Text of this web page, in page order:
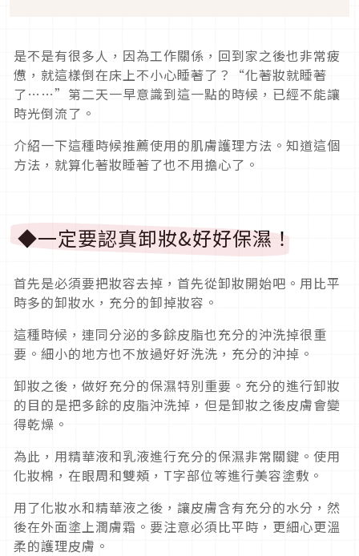
是不是有很多人，因為工作關係，回到家之後也非常疲
憊，就這樣倒在床上不小心睡著了？“化著妝就睡著
了……”第二天一早意識到這一點的時候，已經不能讓
時光倒流了。
介紹一下這種時候推薦使用的肌膚護理方法。知道這個
方法，就算化著妝睡著了也不用擔心了。
◆一定要認真卸妝&好好保濕！
首先是必須要把妝容去掉，首先從卸妝開始吧。用比平
時多的卸妝水，充分的卸掉妝容。
這種時候，連同分泌的多餘皮脂也充分的沖洗掉很重
要。細小的地方也不放過好好洗洗，充分的沖掉。
卸妝之後，做好充分的保濕特別重要。充分的進行卸妝
的目的是把多餘的皮脂沖洗掉，但是卸妝之後皮膚會變
得乾燥。
為此，用精華液和乳液進行充分的保濕非常關鍵。使用
化妝棉，在眼周和雙頰，T字部位等進行美容塗敷。
用了化妝水和精華液之後，讓皮膚含有充分的水分，然
後在外面塗上潤膚霜。要注意必須比平時，更細心更溫
柔的護理皮膚。